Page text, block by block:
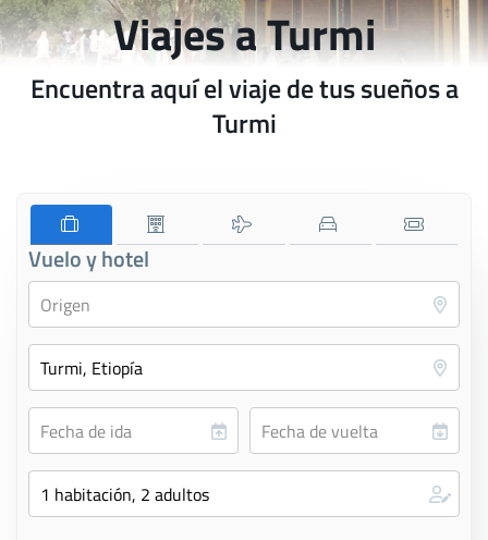
Viajes a Turmi
Encuentra aquí el viaje de tus sueños a
Turmi
Vuelo y hotel